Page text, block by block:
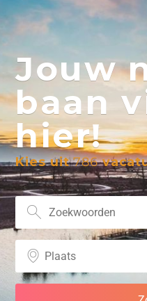
Jouw
baan
hier!
Kies uit786